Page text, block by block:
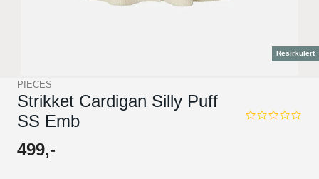
Resirkulert
PIECES
Strikket Cardigan Silly Puff
SS Emb
0.0
499,-